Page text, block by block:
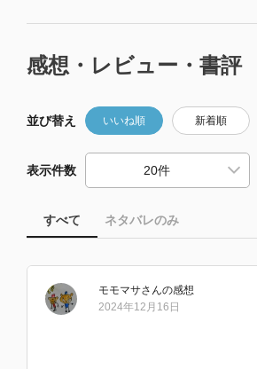
感想・レビュー・書評
並び替え いいね順 新着順
表示件数
すべて ネタバレのみ
モモマサさんの感想
2024年12月16日